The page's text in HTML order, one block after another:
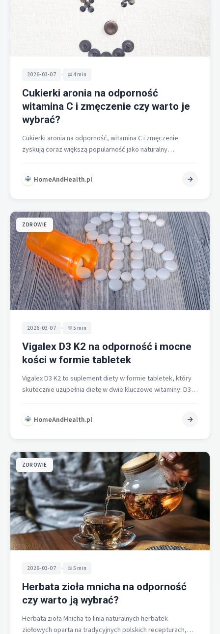
2026-03-07 • 4 min
Cukierki aronia na odporność
witamina C i zmęczenie czy warto je
wybrać?
Cukierki aronia na odporność, witamina C i zmęczenie
zyskują coraz większą popularność jako naturalny
HomeAndHealth.pl
ZDROWIE
2026-03-07 • 5 min
Vigalex D3 K2 na odporność i mocne
kości w formie tabletek
Vigalex D3 K2 to suplement diety w formie tabletek, który
skutecznie uzupełnia dietę w dwie kluczowe witaminy: D3
HomeAndHealth.pl
ZDROWIE
2026-03-07 • 5 min
Herbata zioła mnicha na odporność
czy warto ją wybrać?
Herbata zioła Mnicha to linia naturalnych herbatek
ziołowych oparta na tradycyjnych polskich recepturach,